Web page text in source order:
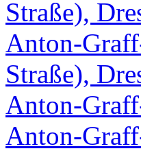
Straße),
Anton-
Straße),
Anton-
Anton-